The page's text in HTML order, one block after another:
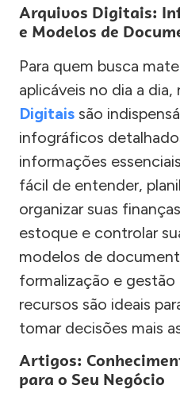
Arquivos Digitais:
e Modelos de
Para quem busca
aplicáveis no dia a dia,
Digitais são
infográficos
informações
fácil de entender,
organizar suas
estoque e controlar
modelos de
formalização e gestão
recursos são ideais
tomar decisões mais
Artigos:
para o Seu Negócio